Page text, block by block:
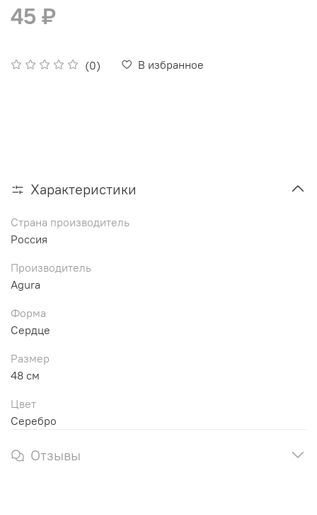
(0) В избранное
45 ₽
Характеристики
Страна производитель
Россия
Производитель
Agura
Форма
Сердце
Размер
48 см
Цвет
Серебро
Отзывы